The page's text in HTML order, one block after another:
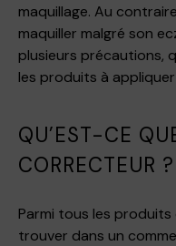
maquillage. Au
maquiller malgré son
plusieurs précautions,
les produits à
QU’EST-CE
CORRECTEUR ?
Parmi tous les produits
trouver dans un